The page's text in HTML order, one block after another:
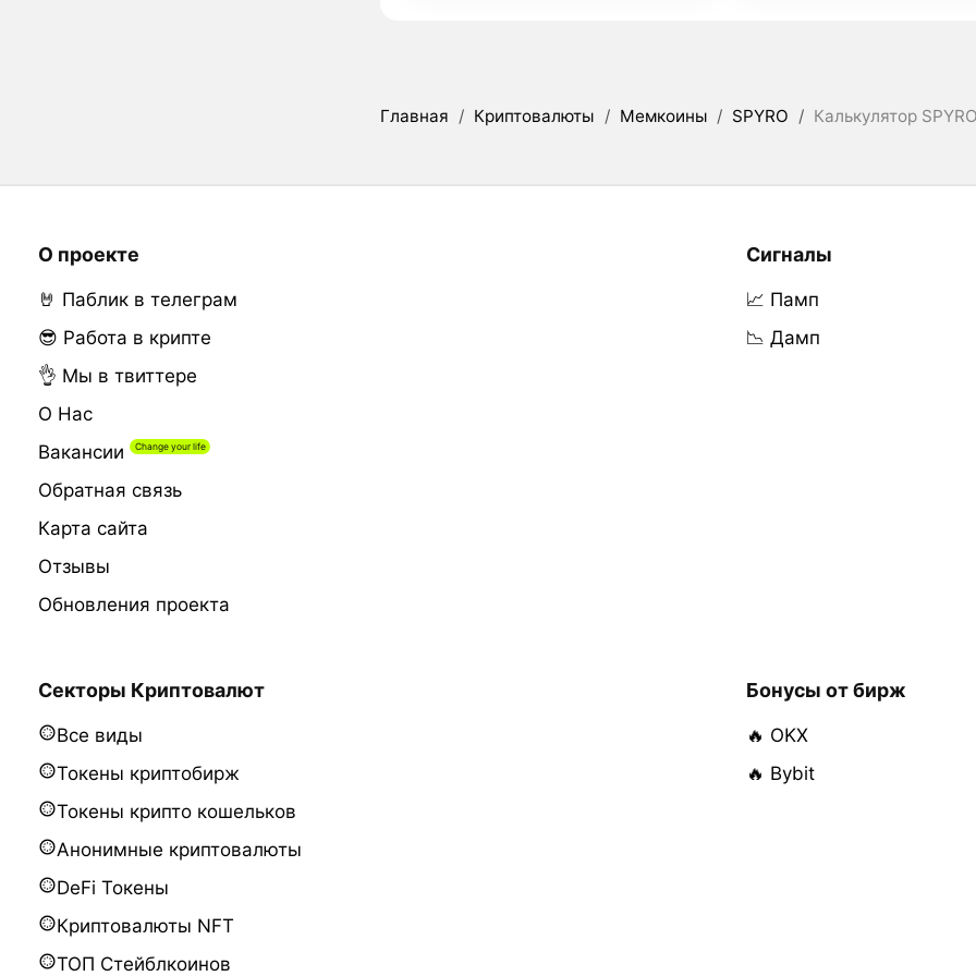
Главная / Криптовалюты / Мемкоины / SPYRO / Калькулятор
О проекте
🤘 Паблик в телеграм
😎 Работа в крипте
👌 Мы в твиттере
О Нас
Вакансии
Обратная связь
Карта сайта
Отзывы
Обновления проекта
Сигналы
📈 Памп
📉 Дамп
Секторы Криптовалют
Все виды
Токены криптобирж
Токены крипто кошельков
Анонимные криптовалюты
DeFi Токены
Криптовалюты NFT
ТОП Стейблкоинов
Бонусы от бирж
🔥 OKX
🔥 Bybit